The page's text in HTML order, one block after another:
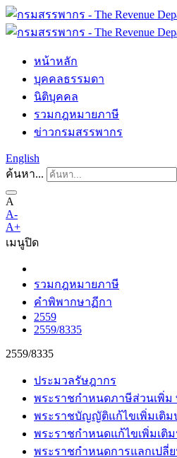
หน้าหลัก
บุคคลธรรมดา
นิติบุคคล
รวมกฎหมายภาษี
ข่าวกรมสรรพากร
English
ค้นหา...
A
A-
A+
เมนูปิด
รวมกฎหมายภาษี
คำพิพากษาฏีกา
2559
2559/8335
2559/8335
ประมวลรัษฎากร
พระราชกำหนดภาษีส่วนเพิ่ม
พระราชบัญญัติแก้ไขเพิ่มเติม
พระราชกำหนดแก้ไขเพิ่มเติ
พระราชกำหนดการแลกเปลี่